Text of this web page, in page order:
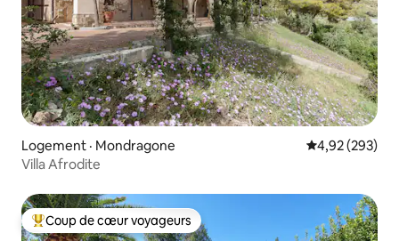
Logement · Mondragone Note
4,92 (293)
Villa Afrodite
Coup de cœur voyageurs parmi les plus aimés
Coup de cœur voyageurs